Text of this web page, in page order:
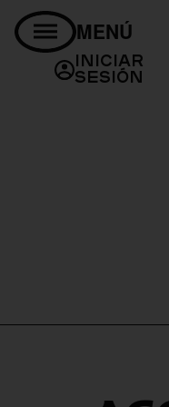
MENÚ
Iniciar
Sesión